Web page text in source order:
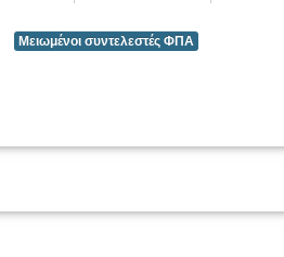
Μειωμένοι συντελεστές ΦΠΑ